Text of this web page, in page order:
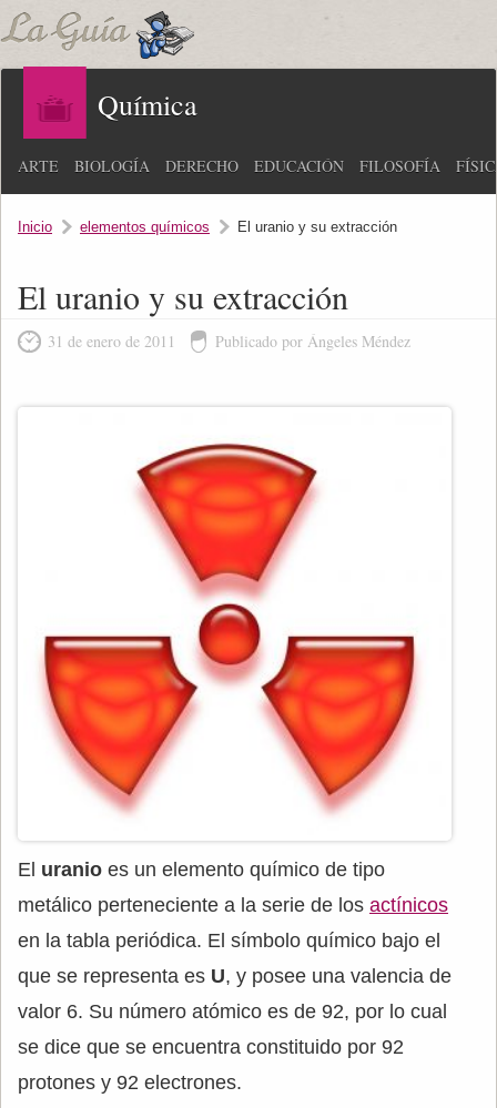
Química
ARTE BIOLOGÍA DERECHO EDUCACIÓN FILOSOFÍA
Inicio elementos químicos El uranio y su extracción
El uranio y su extracción
31 de enero de 2011 Publicado por Ángeles Méndez
El uranio es un elemento químico de tipo
metálico perteneciente a la serie de los actínicos
en la tabla periódica. El símbolo químico bajo el
que se representa es U, y posee una valencia de
valor 6. Su número atómico es de 92, por lo cual
se dice que se encuentra constituido por 92
protones y 92 electrones.